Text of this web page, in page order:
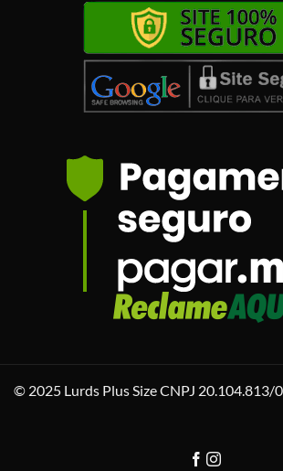
© 2025 Lurds Plus Size CNPJ 20.104.813/